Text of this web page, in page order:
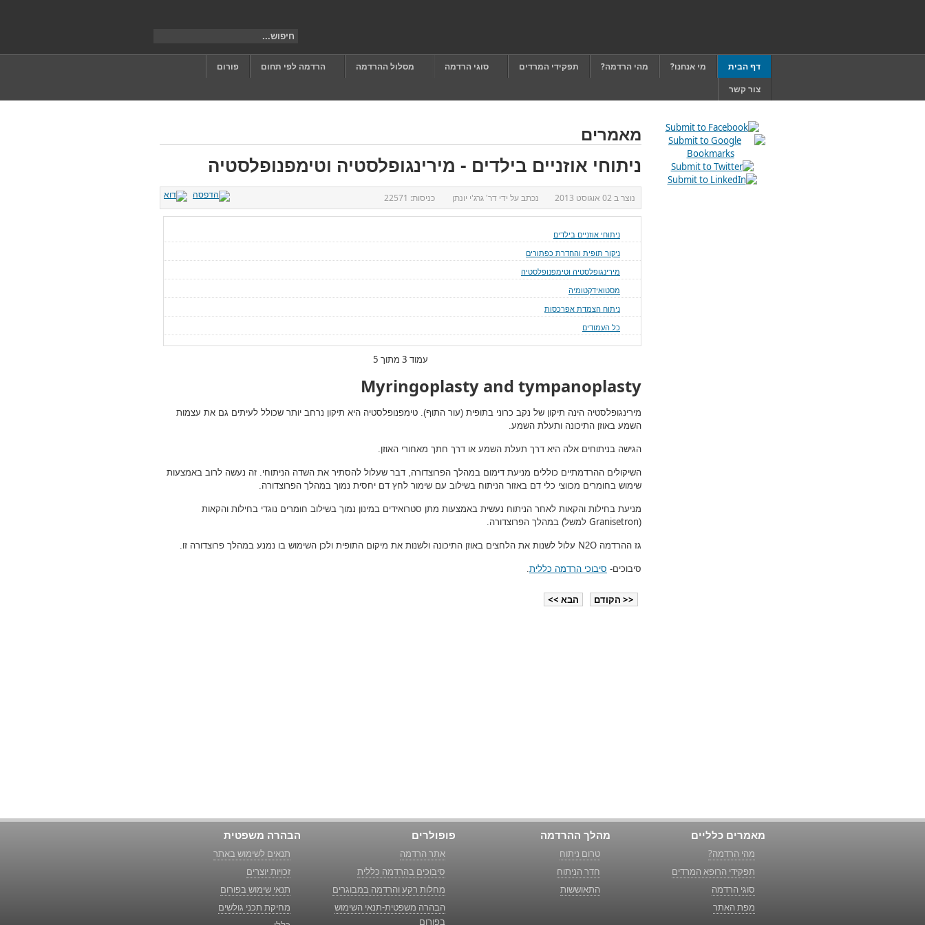
דף הבית מי אנחנו? מהי הרדמה? תפקידי המרדים סוגי הרדמה מסלול ההרדמה הרדמה לפי תחום
פורום
צור קשר
מאמרים
ניתוחי אוזניים בילדים - מירינגופלסטיה וטימפנופלסטיה
נוצר ב02 אוגוסט 2013 נכתב על ידי דר' גרג'י יונתן כניסות: 22571
ניתוחי אוזניים בילדים
ניקור תופית והחדרת כפתורים
מירינגופלסטיה וטימפנופלסטיה
מסטואידקטומיה
ניתוח הצמדת אפרכסות
כל העמודים
עמוד 3 מתוך 5
Myringoplasty and tympanoplasty
מירינגופלסטיה הינה תיקון של נקב כרוני בתופית (עור התוף). טימפנופלסטיה היא תיקון נרחב יותר שכולל לעיתים גם את עצמות
השמע באוזן התיכונה ותעלת השמע.
הגישה בניתוחים אלה היא דרך תעלת השמע או דרך חתך מאחורי האוזן.
השיקולים ההרדמתיים כוללים מניעת דימום במהלך הפרוצדורה, דבר שעלול להסתיר את השדה הניתוחי. זה נעשה לרוב באמצעות
שימוש בחומרים מכווצי כלי דם באזור הניתוח בשילוב עם שימור לחץ דם יחסית נמוך במהלך הפרוצדורה.
מניעת בחילות והקאות לאחר הניתוח נעשית באמצעות מתן סטרואידים במינון נמוך בשילוב חומרים נוגדי בחילות והקאות
(
Granisetron למשל) במהלך הפרוצדורה.
גז ההרדמה O
2
N עלול לשנות את הלחצים באוזן התיכונה ולשנות את מיקום התופית ולכן השימוש בו נמנע במהלך פרוצדורה זו.
סיבוכים- סיבוכי הרדמה כללית.
<< הקודם הבא >>
הבהרה משפטית
תנאים לשימוש באתר
זכויות יוצרים
תנאי שימוש בפורום
מחיקת תכני גולשים
פופולרים
אתר הרדמה
סיבוכים בהרדמה כללית
מחלות רקע והרדמה במבוגרים
הבהרה משפטית-תנאי השימוש
בפורום
מהלך ההרדמה
טרום ניתוח
חדר הניתוח
התאוששות
מאמרים כלליים
מהי הרדמה?
תפקידי הרופא המרדים
סוגי הרדמה
מפת האתר